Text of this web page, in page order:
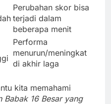
Perubahan skor bisa
terjadi dalam
beberapa menit
Performa
menurun/meningkat
di akhir laga
kita memahami
Babak 16 Besar yang